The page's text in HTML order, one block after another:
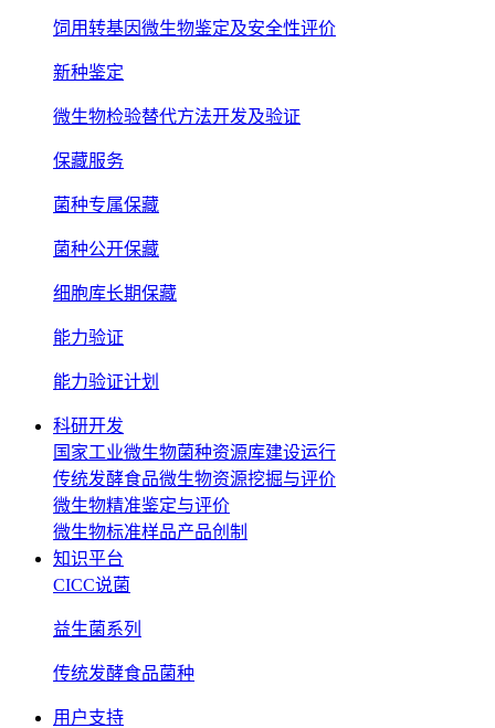
饲用转基因微生物鉴定及安全性评价
新种鉴定
微生物检验替代方法开发及验证
保藏服务
菌种专属保藏
菌种公开保藏
细胞库长期保藏
能力验证
能力验证计划
科研开发
国家工业微生物菌种资源库建设运行
传统发酵食品微生物资源挖掘与评价
微生物精准鉴定与评价
微生物标准样品产品创制
知识平台
CICC说菌
益生菌系列
传统发酵食品菌种
用户支持